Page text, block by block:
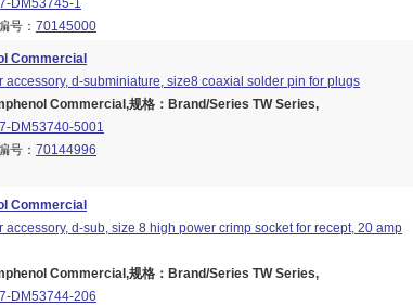
DM53745-1
号： 70145000
Commercial
accessory, d-subminiature, size8 coaxial solder pin for plugs
Commercial,规格：Brand/Series TW Series,
DM53740-5001
号： 70144996
Commercial
accessory, d-sub, size 8 high power crimp socket for recept, 20 amp
Commercial,规格：Brand/Series TW Series,
DM53744-206